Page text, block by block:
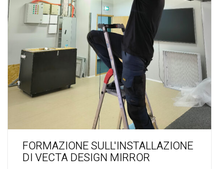
FORMAZIONE SULL'INSTALLAZIONE
DI VECTA DESIGN MIRROR